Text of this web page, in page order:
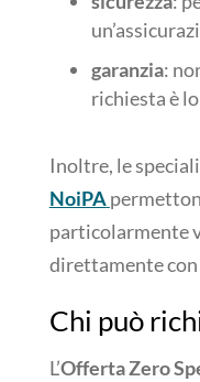
garanzia:
richiesta è
Inoltre, le speciali
NoiPA
particolarmente
direttamente
Chi può
L’Offerta Zero